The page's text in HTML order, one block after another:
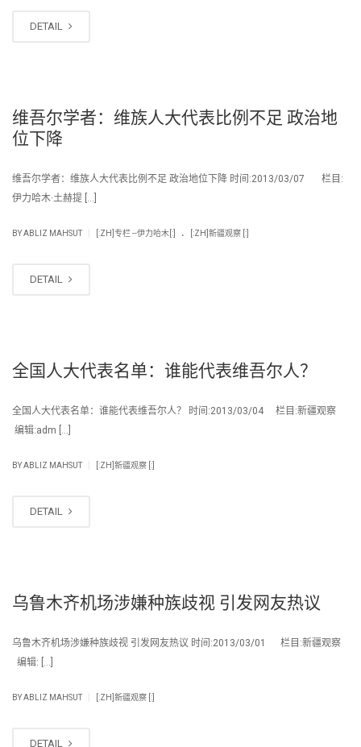
DETAIL
维吾尔学者：维族人大代表比例不足 政治地
位下降
维吾尔学者：维族人大代表比例不足 政治地位下降 时间:2013/03/07 栏目:
伊力哈木·土赫提 […]
BYABLIZ MAHSUT [:ZH]专栏 --伊力哈木[:] . [:ZH]新疆观察 [:]
DETAIL
全国人大代表名单：谁能代表维吾尔人？
全国人大代表名单：谁能代表维吾尔人？ 时间:2013/03/04 栏目:新疆观察
编辑:adm […]
BYABLIZ MAHSUT [:ZH]新疆观察 [:]
DETAIL
乌鲁木齐机场涉嫌种族歧视 引发网友热议
乌鲁木齐机场涉嫌种族歧视 引发网友热议 时间:2013/03/01 栏目:新疆观察
编辑: […]
BYABLIZ MAHSUT [:ZH]新疆观察 [:]
DETAIL